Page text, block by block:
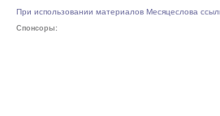
При использовании материалов Месяцеслова
Спонсоры: